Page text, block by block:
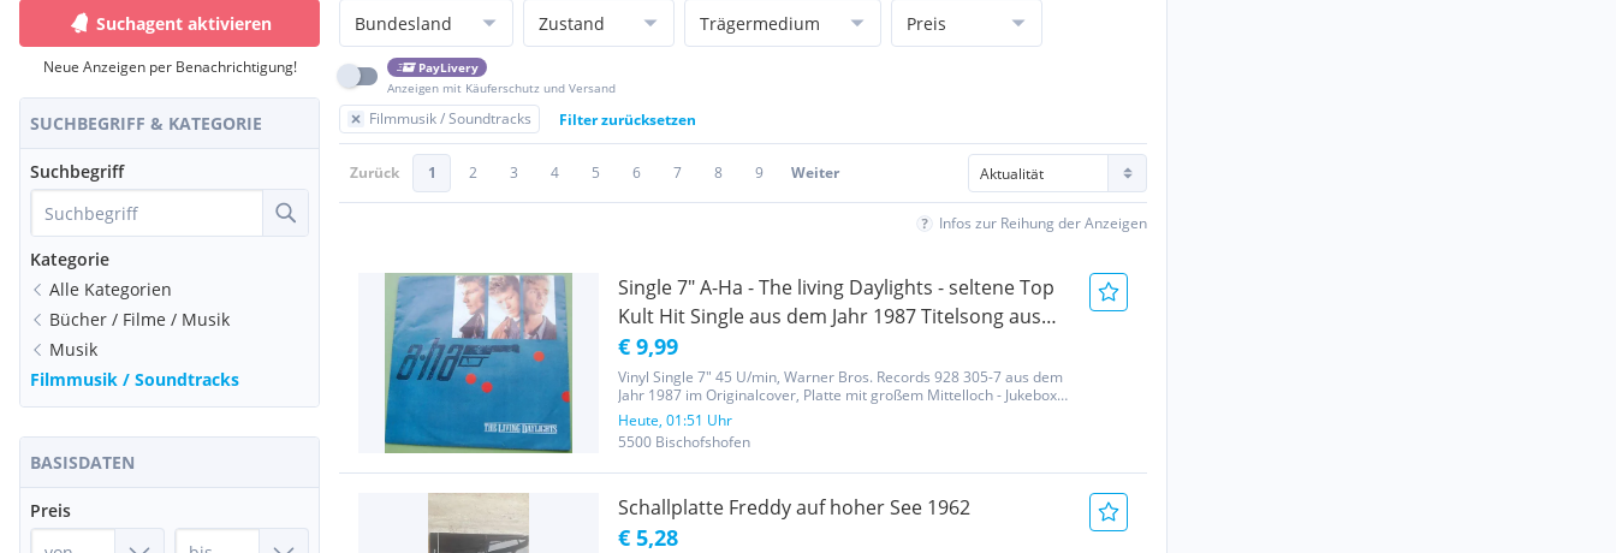
Suchagent aktivieren
Neue Anzeigen per Benachrichtigung!
SUCHBEGRIFF & KATEGORIE
Suchbegriff
Kategorie
Alle Kategorien
Bücher / Filme / Musik
Musik
Filmmusik / Soundtracks
BASISDATEN
Preis
Bundesland Zustand Trägermedium Preis
PayLivery
Anzeigen mit Käuferschutz und Versand
Filmmusik / Soundtracks Filter zurücksetzen
Zurück 1 2 3 4 5 6 7 8 9 Weiter
Infos zur Reihung der Anzeigen
Single 7" A-Ha - The living Daylights - seltene Top
Kult Hit Single aus dem Jahr 1987 Titelsong aus
dem gleichnamigen James Bond Film
€ 9,99
Vinyl Single 7" 45 U/min, Warner Bros. Records 928 305-7 aus dem
Jahr 1987 im Originalcover, Platte mit großem Mittelloch - Jukebox
geeignet. Fach: Karton1 f Interpret: A - Ha Seite 1: The living
Daylights Seite 2: The living Daylights...
Heute, 01:51 Uhr
5500 Bischofshofen
Schallplatte Freddy auf hoher See 1962
€ 5,28